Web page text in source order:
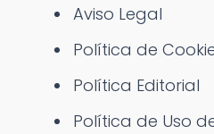
Aviso Legal
Política de
Política Editorial
Política de Uso